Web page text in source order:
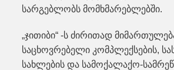
სარგებლობს მომხმარებლებში.
„ჯითიბი“ -ს ძირითად
საცხოვრებელი კომპლექსების,
სახლების და სამოქალაქო-